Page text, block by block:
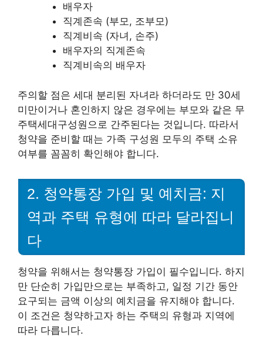
배우자
직계존속 (부모, 조부모)
직계비속 (자녀, 손주)
배우자의 직계존속
직계비속의 배우자
주의할 점은 세대 분리된 자녀라 하더라도 만 30세
미만이거나 혼인하지 않은 경우에는 부모와 같은 무
주택세대구성원으로 간주된다는 것입니다. 따라서
청약을 준비할 때는 가족 구성원 모두의 주택 소유
여부를 꼼꼼히 확인해야 합니다.
2. 청약통장 가입 및 예치금: 지
역과 주택 유형에 따라 달라집니
다
청약을 위해서는 청약통장 가입이 필수입니다. 하지
만 단순히 가입만으로는 부족하고, 일정 기간 동안
요구되는 금액 이상의 예치금을 유지해야 합니다.
이 조건은 청약하고자 하는 주택의 유형과 지역에
따라 다릅니다.